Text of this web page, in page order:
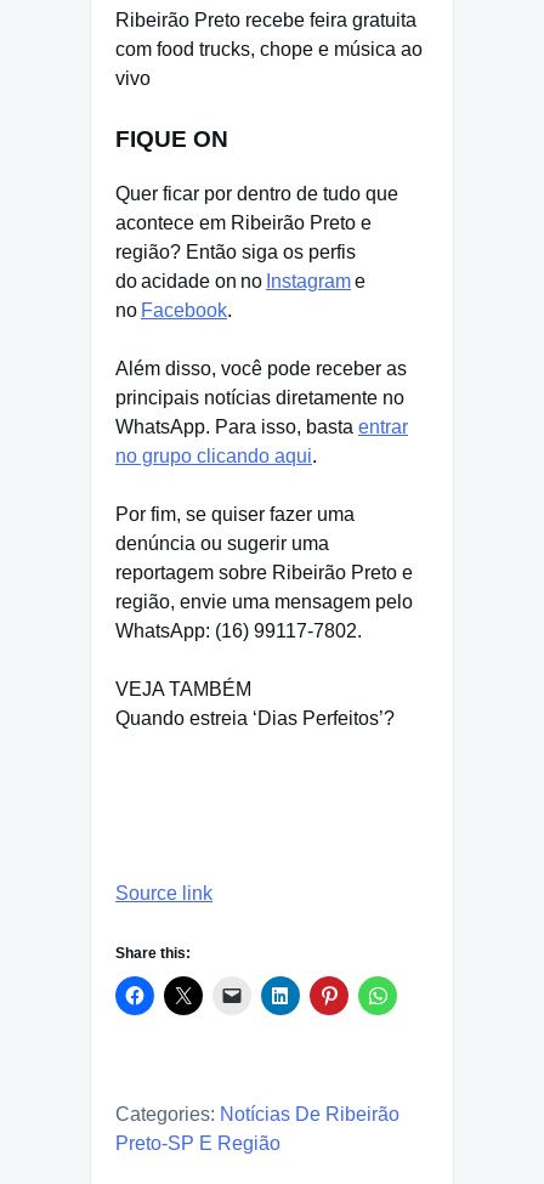
Ribeirão Preto recebe feira gratuita
com food trucks, chope e música ao
vivo
FIQUE ON
Quer ficar por dentro de tudo que
acontece em Ribeirão Preto e
região? Então siga os perfis
do acidade on no Instagrame
no Facebook.
Além disso, você pode receber as
principais notícias diretamente no
WhatsApp. Para isso, basta entrar
no grupo clicando aqui.
Por fim, se quiser fazer uma
denúncia ou sugerir uma
reportagem sobre Ribeirão Preto e
região, envie uma mensagem pelo
WhatsApp: (16) 99117-7802.
VEJA TAMBÉM
Quando estreia ‘Dias Perfeitos’?
Source link
Share this:
Categories: Notícias De Ribeirão
Preto-SP E Região